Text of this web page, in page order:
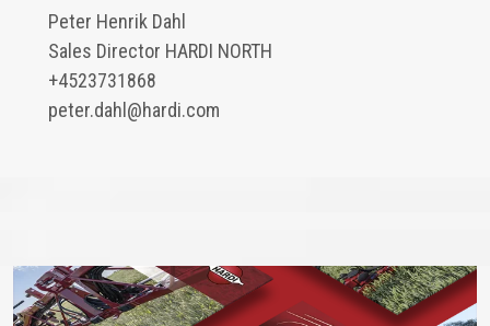
Peter Henrik Dahl
Sales Director HARDI NORTH
+4523731868
peter.dahl@hardi.com